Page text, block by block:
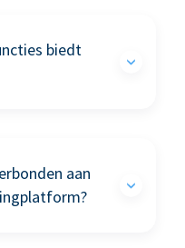
biedt
aan